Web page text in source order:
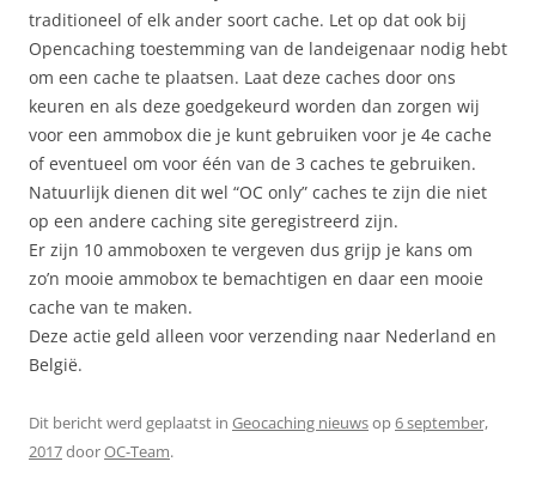
traditioneel of elk ander soort cache. Let op dat ook bij
Opencaching toestemming van de landeigenaar nodig hebt
om een cache te plaatsen. Laat deze caches door ons
keuren en als deze goedgekeurd worden dan zorgen wij
voor een ammobox die je kunt gebruiken voor je 4e cache
of eventueel om voor één van de 3 caches te gebruiken.
Natuurlijk dienen dit wel “OC only” caches te zijn die niet
op een andere caching site geregistreerd zijn.
Er zijn 10 ammoboxen te vergeven dus grijp je kans om
zo’n mooie ammobox te bemachtigen en daar een mooie
cache van te maken.
Deze actie geld alleen voor verzending naar Nederland en
België.
Dit bericht werd geplaatst in Geocaching nieuwsop6 september,
2017doorOC-Team.